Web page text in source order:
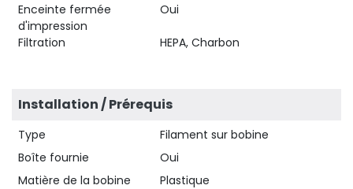
Enceinte fermée
d'impression
Oui
Filtration HEPA, Charbon
Installation / Prérequis
Type
Filament sur bobine
Boîte fournie
Oui
Matière de la bobine
Plastique